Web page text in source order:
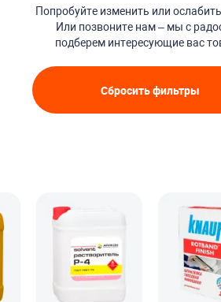
Попробуйте изменить или
Или позвоните нам – мы с
подберем интересующие вас
Сбросить фильтры